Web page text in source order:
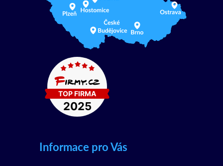
Informace pro Vás